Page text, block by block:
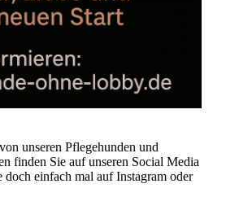
unseren Pflegehunden und
finden Sie auf unseren Social Media
einfach mal auf Instagram oder